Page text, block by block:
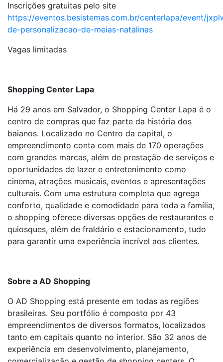
Inscrições gratuitas pelo site
https://eventos.besistemas.com.br/centerlapa/event/
de-personalizacao-de-meias-natalinas
Vagas limitadas
Shopping Center Lapa
Há 29 anos em Salvador, o Shopping Center Lapa é o
centro de compras que faz parte da história dos
baianos. Localizado no Centro da capital, o
empreendimento conta com mais de 170 operações
com grandes marcas, além de prestação de serviços e
oportunidades de lazer e entretenimento como
cinema, atrações musicais, eventos e apresentações
culturais. Com uma estrutura completa que agrega
conforto, qualidade e comodidade para toda a família,
o shopping oferece diversas opções de restaurantes e
quiosques, além de fraldário e estacionamento, tudo
para garantir uma experiência incrível aos clientes.
Sobre a AD Shopping
O AD Shopping está presente em todas as regiões
brasileiras. Seu portfólio é composto por 43
empreendimentos de diversos formatos, localizados
tanto em capitais quanto no interior. São 32 anos de
experiência em desenvolvimento, planejamento,